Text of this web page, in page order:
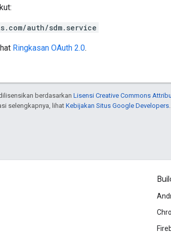
auth/sdm.service
Ringkasan OAuth 2.0.
berdasarkan Lisensi Creative Commons
selengkapnya, lihat Kebijakan Situs Google Developers